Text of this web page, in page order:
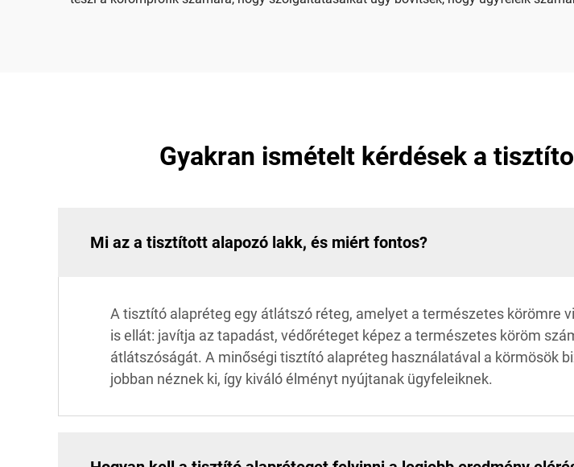
Gyakran ismételt kérdések a
Mi az a tisztított alapozó lakk, és miért fontos?
A tisztító alapréteg egy átlátszó réteg, amelyet a természetes körömre
is ellát: javítja az tapadást, védőréteget képez a természetes köröm
átlátszóságát. A minőségi tisztító alapréteg használatával a körmösök
jobban néznek ki, így kiváló élményt nyújtanak ügyfeleiknek.